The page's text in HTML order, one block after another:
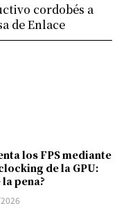
los FPS mediante
de la GPU:
la pena?
cordobés a
de Enlace